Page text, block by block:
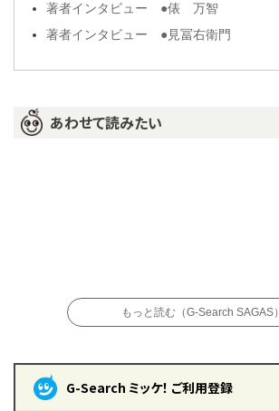
著者インタビュー ●俵 万智
著者インタビュー ●見冨右衛門
あわせて読みたい
もっと読む（G-Search SAGAS）
G-Search ミッケ！ ご利用登録